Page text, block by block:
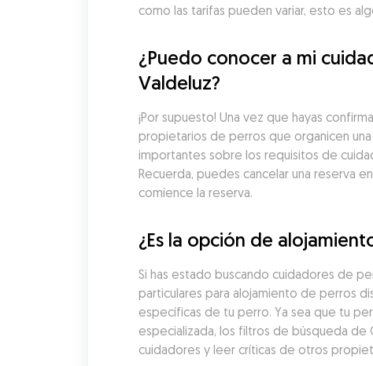
como las tarifas pueden variar, esto es
¿Puedo conocer a mi
Valdeluz?
¡Por supuesto! Una vez que hayas
propietarios de perros que organicen
importantes sobre los requisitos de
Recuerda, puedes cancelar una reserva
comience la reserva.
¿Es la opción de
Si has estado buscando cuidadores de
particulares para alojamiento de perros
específicas de tu perro. Ya sea que tu
especializada, los filtros de búsqueda de
cuidadores y leer críticas de otros